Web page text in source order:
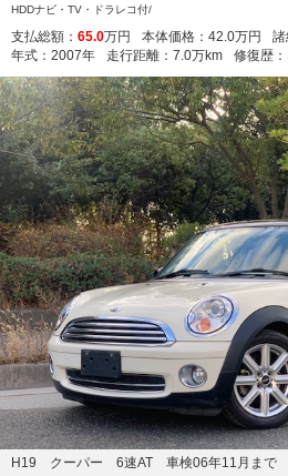
HDDナビ・TV・ドラレコ付/
支払総額： 65.0万円 本体価格： 42.0万円 諸
年式： 2007年 走行距離： 7.0万km 修復歴：
H19 クーパー 6速AT 車検06年11月まで